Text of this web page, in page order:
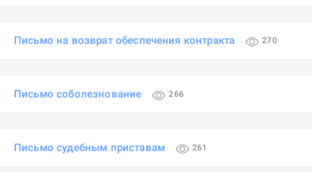
Письмо на возврат обеспечения контракта 270
Письмо соболезнование 266
Письмо судебным приставам 261